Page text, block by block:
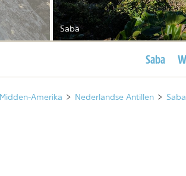
Saba
Huidige
Saba
Midden-Amerika > Nederlandse Antillen > Saba